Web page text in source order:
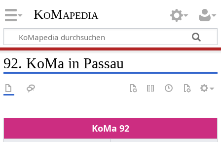
KoMapedia
92. KoMa in Passau
KoMa 92